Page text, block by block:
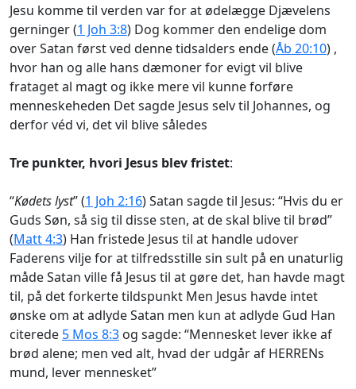
Jesu komme til verden var for at ødelægge Djævelens
gerninger (1 Joh 3:8) Dog kommer den endelige dom
over Satan først ved denne tidsalders ende (Åb 20:10) ,
hvor han og alle hans dæmoner for evigt vil blive
frataget al magt og ikke mere vil kunne forføre
menneskeheden Det sagde Jesus selv til Johannes, og
derfor véd vi, det vil blive således
Tre punkter, hvori Jesus blev fristet:
“Kødets lyst” (1 Joh 2:16) Satan sagde til Jesus: “Hvis du er
Guds Søn, så sig til disse sten, at de skal blive til brød”
(Matt 4:3) Han fristede Jesus til at handle udover
Faderens vilje for at tilfredsstille sin sult på en unaturlig
måde Satan ville få Jesus til at gøre det, han havde magt
til, på det forkerte tildspunkt Men Jesus havde intet
ønske om at adlyde Satan men kun at adlyde Gud Han
citerede 5 Mos 8:3 og sagde: “Mennesket lever ikke af
brød alene; men ved alt, hvad der udgår af HERRENs
mund, lever mennesket”